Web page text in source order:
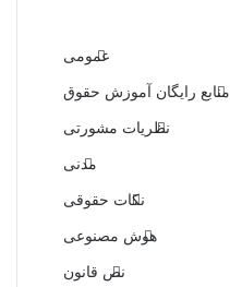
عمومی
منابع رایگان آموزش حقوق
نظریات مشورتی
مدنی
نکات حقوقی
هوش مصنوعی
نص قانون